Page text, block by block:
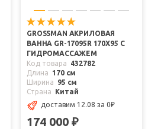
GROSSMAN АКРИЛОВАЯ
ВАННА GR-17095R 170X95 С
ГИДРОМАССАЖЕМ
Код товара
432782
Длина
170 см
Ширина
95 см
Страна
Китай
доставим 12.08 за 0₽
174 000 ₽